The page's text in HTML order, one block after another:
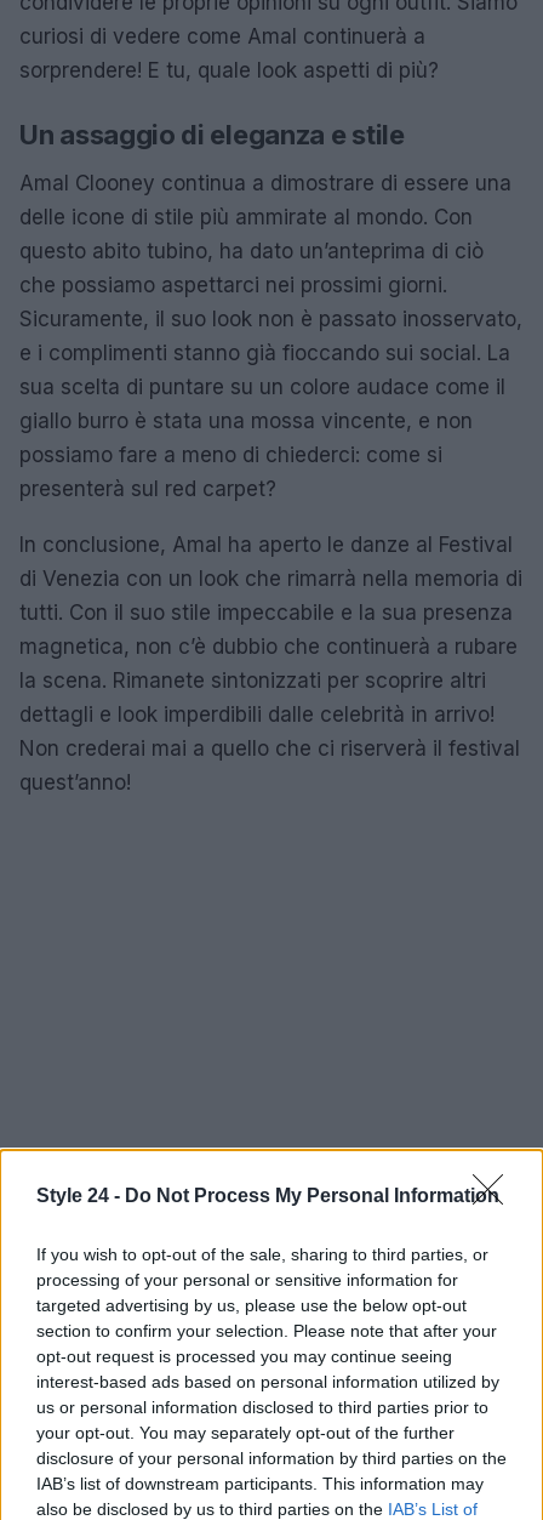
Style 24 - Do Not Process My Personal Information
If you wish to opt-out of the sale, sharing to third parties, or
processing of your personal or sensitive information for
targeted advertising by us, please use the below opt-out
section to confirm your selection. Please note that after your
opt-out request is processed you may continue seeing
interest-based ads based on personal information utilized by
us or personal information disclosed to third parties prior to
your opt-out. You may separately opt-out of the further
disclosure of your personal information by third parties on the
IAB’s list of downstream participants. This information may
also be disclosed by us to third parties on the IAB’s List of
curiosi di vedere come Amal continuerà a
sorprendere! E tu, quale look aspetti di più?
Un assaggio di eleganza e stile
Amal Clooney continua a dimostrare di essere una
delle icone di stile più ammirate al mondo. Con
questo abito tubino, ha dato un’anteprima di ciò
che possiamo aspettarci nei prossimi giorni.
Sicuramente, il suo look non è passato inosservato,
e i complimenti stanno già fioccando sui social. La
sua scelta di puntare su un colore audace come il
giallo burro è stata una mossa vincente, e non
possiamo fare a meno di chiederci: come si
presenterà sul red carpet?
In conclusione, Amal ha aperto le danze al Festival
di Venezia con un look che rimarrà nella memoria di
tutti. Con il suo stile impeccabile e la sua presenza
magnetica, non c’è dubbio che continuerà a rubare
la scena. Rimanete sintonizzati per scoprire altri
dettagli e look imperdibili dalle celebrità in arrivo!
Non crederai mai a quello che ci riserverà il festival
quest’anno!
AUTORE
Staff